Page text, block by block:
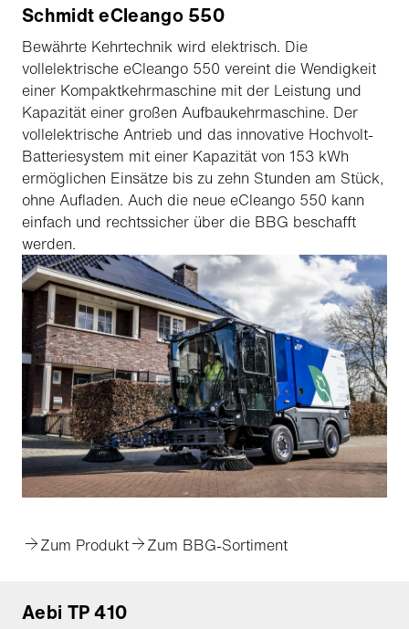
Schmidt eCleango 550
Bewährte Kehrtechnik wird elektrisch. Die
vollelektrische eCleango 550 vereint die Wendigkeit
einer Kompaktkehrmaschine mit der Leistung und
Kapazität einer großen Aufbaukehrmaschine. Der
vollelektrische Antrieb und das innovative Hochvolt-
Batteriesystem mit einer Kapazität von 153 kWh
ermöglichen Einsätze bis zu zehn Stunden am Stück,
ohne Aufladen. Auch die neue eCleango 550 kann
einfach und rechtssicher über die BBG beschafft
werden.
Zum Produkt Zum BBG-Sortiment
Aebi TP 410